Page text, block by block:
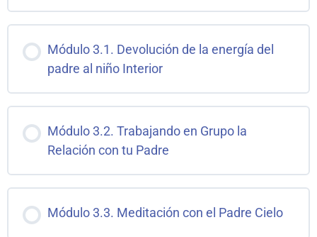
Módulo 3.1. Devolución de la energía del
padre al niño Interior
Módulo 3.2. Trabajando en Grupo la
Relación con tu Padre
Módulo 3.3. Meditación con el Padre Cielo